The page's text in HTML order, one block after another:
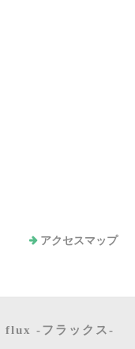
アクセスマップ
flux -フラックス-